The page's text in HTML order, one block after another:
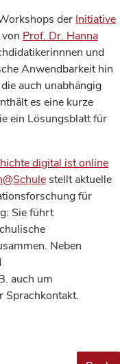
der Initiative
Prof. Dr. Hanna
und
Anwendbarkeit hin
auch unabhängig
es eine kurze
ein Lösungsblatt für
digital ist online
stellt aktuelle
für
Sie führt
Neben
auch um
Sprachkontakt.